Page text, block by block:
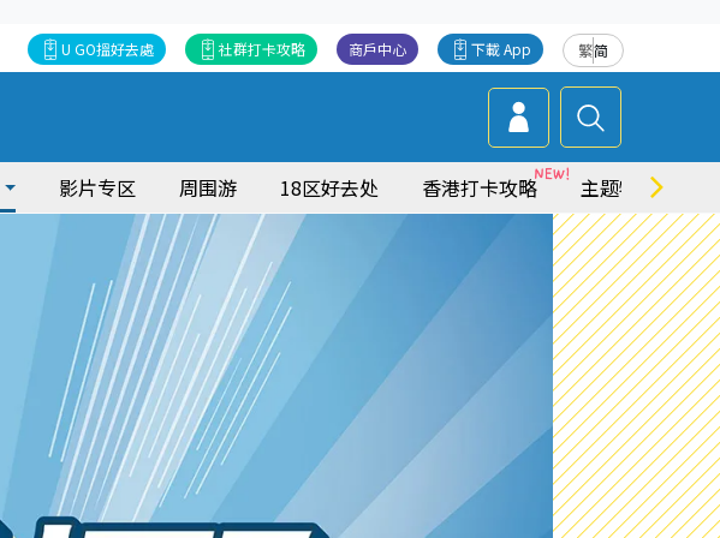
繁简
下載 App
商戶中心
社群打卡攻略
U GO搵好去處
影片专区 周围游 18区好去处 香港打卡攻略 主题特集